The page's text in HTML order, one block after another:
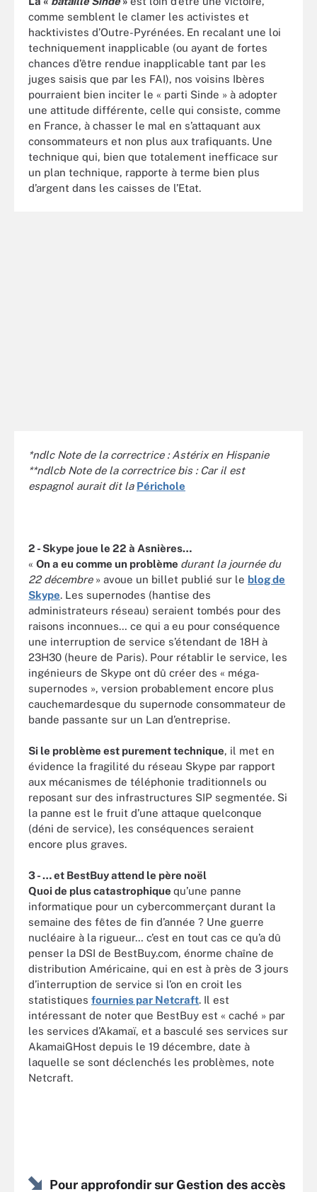
comme semblent le clamer les activistes et
hacktivistes d’Outre-Pyrénées. En recalant une loi
techniquement inapplicable (ou ayant de fortes
chances d’être rendue inapplicable tant par les
juges saisis que par les FAI), nos voisins Ibères
pourraient bien inciter le « parti Sinde » à adopter
une attitude différente, celle qui consiste, comme
en France, à chasser le mal en s’attaquant aux
consommateurs et non plus aux trafiquants. Une
technique qui, bien que totalement inefficace sur
un plan technique, rapporte à terme bien plus
d’argent dans les caisses de l’Etat.
*ndlc Note de la correctrice : Astérix en Hispanie
**ndlcb Note de la correctrice bis : Car il est
espagnol aurait dit la Périchole
2 - Skype joue le 22 à Asnières…
« On a eu comme un problème durant la journée du
22 décembre » avoue un billet publié sur le blog de
Skype. Les supernodes (hantise des
administrateurs réseau) seraient tombés pour des
raisons inconnues… ce qui a eu pour conséquence
une interruption de service s’étendant de 18H à
23H30 (heure de Paris). Pour rétablir le service, les
ingénieurs de Skype ont dû créer des « méga-
supernodes », version probablement encore plus
cauchemardesque du supernode consommateur de
bande passante sur un Lan d’entreprise.
Si le problème est purement technique, il met en
évidence la fragilité du réseau Skype par rapport
aux mécanismes de téléphonie traditionnels ou
reposant sur des infrastructures SIP segmentée. Si
la panne est le fruit d’une attaque quelconque
(déni de service), les conséquences seraient
encore plus graves.
3 - … et BestBuy attend le père noël
Quoi de plus catastrophique qu’une panne
informatique pour un cybercommerçant durant la
semaine des fêtes de fin d’année ? Une guerre
nucléaire à la rigueur… c’est en tout cas ce qu’a dû
penser la DSI de BestBuy.com, énorme chaîne de
distribution Américaine, qui en est à près de 3 jours
d’interruption de service si l’on en croit les
statistiques fournies par Netcraft. Il est
intéressant de noter que BestBuy est « caché » par
les services d’Akamaï, et a basculé ses services sur
AkamaiGHost depuis le 19 décembre, date à
laquelle se sont déclenchés les problèmes, note
Netcraft.
Pour approfondir sur Gestion des accès